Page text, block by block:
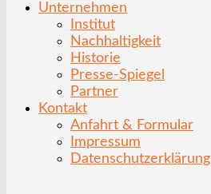
Unternehmen
Institut
Nachhaltigkeit
Historie
Presse-Spiegel
Partner
Kontakt
Anfahrt & Formular
Impressum
Datenschutzerklärung